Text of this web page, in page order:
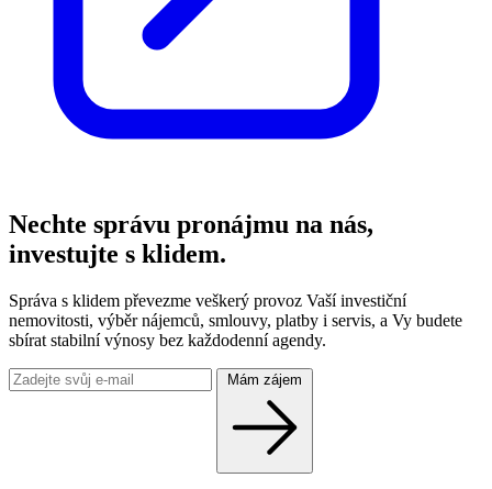
Nechte správu pronájmu na nás,
investujte s klidem.
Správa s klidem převezme veškerý provoz Vaší investiční
nemovitosti, výběr nájemců, smlouvy, platby i servis, a Vy budete
sbírat stabilní výnosy bez každodenní agendy.
Mám zájem